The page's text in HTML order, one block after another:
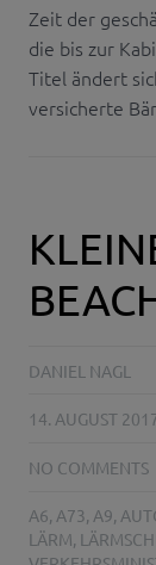
Zeit der
die bis zur
Titel ändert
versicherte
DANIEL NAGL
14. AUGUST
NO COMMENTS
A6, A73, A9,
LÄRM,